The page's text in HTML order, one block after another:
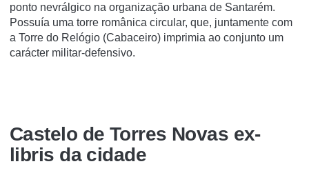
ponto nevrálgico na organização urbana de Santarém.
Possuía uma torre românica circular, que, juntamente com
a Torre do Relógio (Cabaceiro) imprimia ao conjunto um
carácter militar-defensivo.
Castelo de Torres Novas ex-
libris da cidade